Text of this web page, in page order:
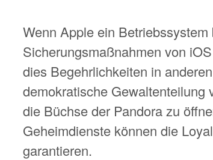
Wenn Apple ein
Sicherungsmaßnahmen von
dies Begehrlichkeiten in
demokratische Gewaltenteilung
die Büchse der Pandora zu
Geheimdienste können die
garantieren.